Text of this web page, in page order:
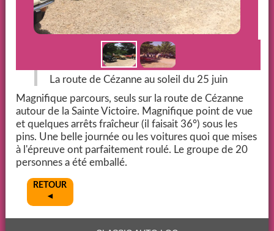
La route de Cézanne au soleil du 25 juin
Magnifique parcours, seuls sur la route de Cézanne
autour de la Sainte Victoire. Magnifique point de vue
et quelques arrêts fraîcheur (il faisait 36°) sous les
pins. Une belle journée ou les voitures quoi que mises
à l'épreuve ont parfaitement roulé. Le groupe de 20
personnes a été emballé.
RETOUR
◄